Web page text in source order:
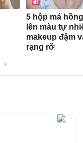
5 hộp má
lên màu tự
makeup đậm
rạng rỡ